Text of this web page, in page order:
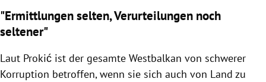
"Ermittlungen selten, Verurteilungen noch
seltener"
Laut Prokić ist der gesamte Westbalkan von schwerer
Korruption betroffen, wenn sie sich auch von Land zu